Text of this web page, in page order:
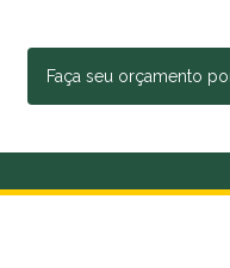
Faça seu orçamento